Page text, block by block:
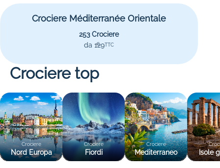
Crociere Méditerranée Orientale
253 Crociere
da 129
€ TTC
Crociere top
Crociere
Nord Europa
Crociere
Fiordi
Crociere
Mediterraneo Isole